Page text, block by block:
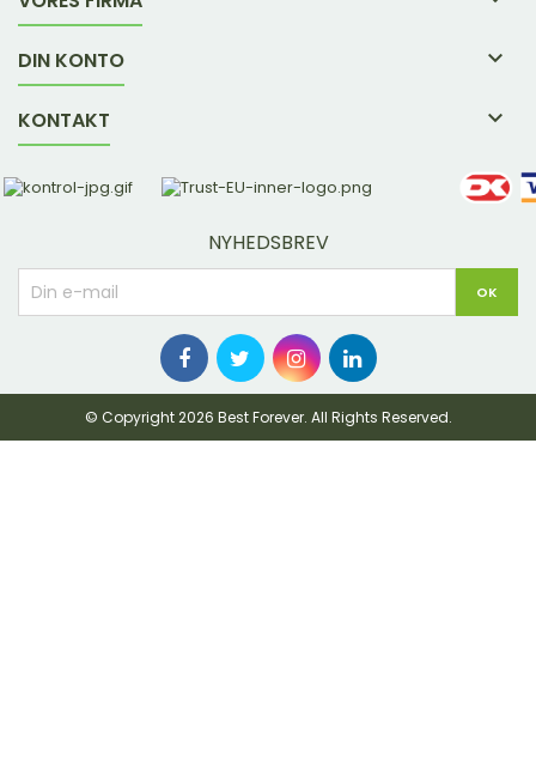
DIN KONTO 
KONTAKT 
NYHEDSBREV
© Copyright 2026 Best Forever. All Rights Reserved.